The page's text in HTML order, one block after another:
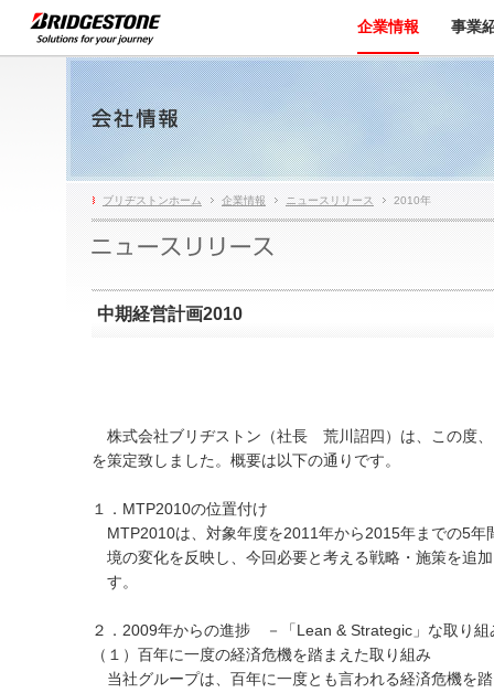
企業情報 事業
ブリヂストンホーム 企業情報 ニュースリリース 2010年
中期経営計画2010
株式会社ブリヂストン（社長 荒川詔四）は、この度
を策定致しました。概要は以下の通りです。
１．MTP2010の位置付け
MTP2010は、対象年度を2011年から2015年までの5
境の変化を反映し、今回必要と考える戦略・施策を追
す。
２．2009年からの進捗 －「Lean & Strategic」な取り組
（１）百年に一度の経済危機を踏まえた取り組み
当社グループは、百年に一度とも言われる経済危機を